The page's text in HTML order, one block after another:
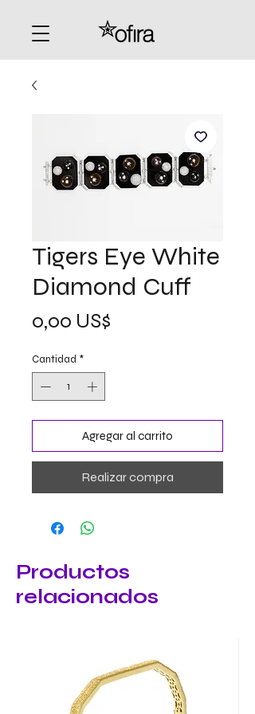
Tigers Eye White
Diamond Cuff
0,00 US$
Cantidad *
Agregar al carrito
Realizar compra
Productos
relacionados